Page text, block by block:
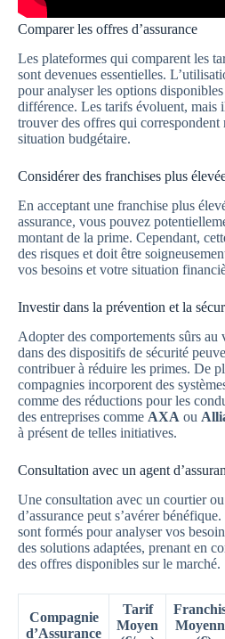
Comparer les offres d’assurance
Les plateformes qui comparent les
sont devenues essentielles.
pour analyser les options
différence. Les tarifs évoluent, mais
trouver des offres qui correspondent
situation budgétaire.
Considérer des franchises plus
En acceptant une franchise plus
assurance, vous pouvez
montant de la prime. Cependant,
des risques et doit être
vos besoins et votre situation
Investir dans la prévention et la
Adopter des comportements sûrs au
dans des dispositifs de sécurité
contribuer à réduire les primes. De
compagnies incorporent des
comme des réductions pour les
des entreprises comme AXA ou
à présent de telles initiatives.
Consultation avec un agent
Une consultation avec un courtier
d’assurance peut s’avérer
sont formés pour analyser vos
des solutions adaptées, prenant en
des offres disponibles sur le marché.
Compagnie
d’Assurance
Tarif
Moyen